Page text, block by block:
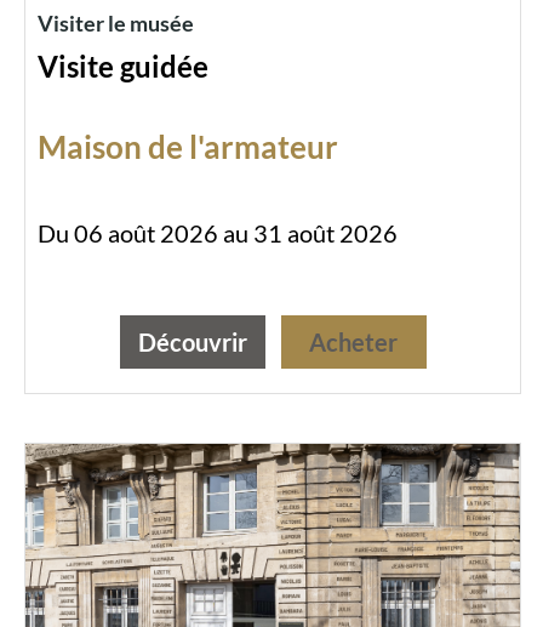
Visiter le musée
Visite guidée
Maison de l'armateur
Du 06 août 2026 au 31 août 2026
Découvrir Acheter